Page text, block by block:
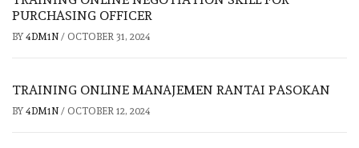
PURCHASING OFFICER
BY 4DM1N / OCTOBER 31, 2024
TRAINING ONLINE MANAJEMEN RANTAI PASOKAN
BY 4DM1N / OCTOBER 12, 2024